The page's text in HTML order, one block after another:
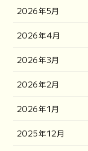
2026年5月
2026年4月
2026年3月
2026年2月
2026年1月
2025年12月